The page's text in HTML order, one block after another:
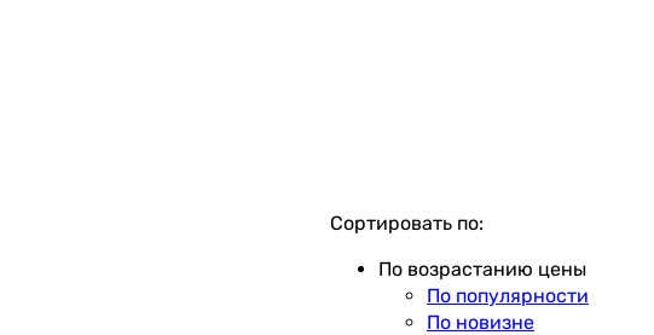
Сортировать по:
По возрастанию цены
По популярности
По новизне